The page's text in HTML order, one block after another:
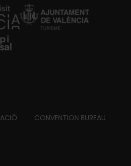
CONVENTION BUREAU